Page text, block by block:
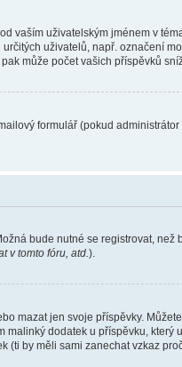
vaším uživatelským jménem v
uživatelů, např. označení
může počet vašich příspěvků
formulář (pokud
bude nutné se registrovat,
v tomto fóru, atd.).
mazat jen svoje příspěvky.
dodatek u příspěvku,
by měli sami zanechat vzkaz